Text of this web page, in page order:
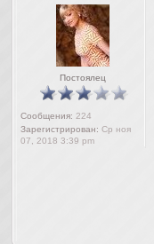
Постоялец
Сообщения: 224
Зарегистрирован: Ср ноя
07, 2018 3:39 pm